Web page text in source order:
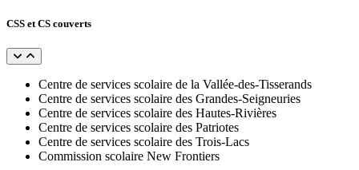
CSS et CS couverts
Centre de services scolaire de la Vallée-des-Tisserands
Centre de services scolaire des Grandes-Seigneuries
Centre de services scolaire des Hautes-Rivières
Centre de services scolaire des Patriotes
Centre de services scolaire des Trois-Lacs
Commission scolaire New Frontiers